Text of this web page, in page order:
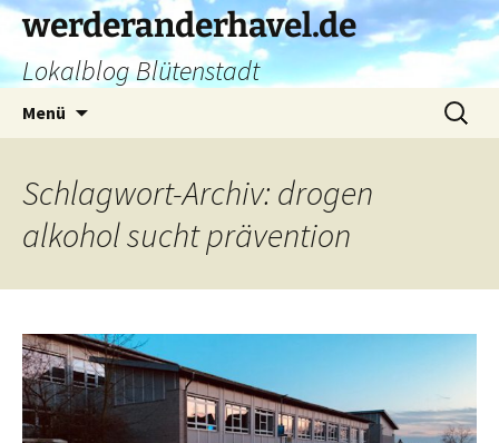
Zum
Inhalt
springen
werderanderhavel.de
Lokalblog Blütenstadt
Menü
Suchen
nach:
Schlagwort-Archiv: drogen
alkohol sucht prävention